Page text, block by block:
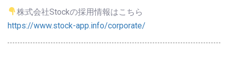
株式会社Stockの採用情報はこちら
https://www.stock-app.info/corporate/